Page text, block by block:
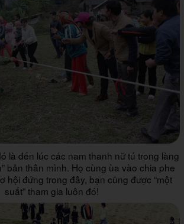
là đến lúc các nam thanh nữ tú trong làng
bản thân mình. Họ cùng ùa vào chia phe
hội đứng trong đây, bạn cũng được “một
suất” tham gia luôn đó!